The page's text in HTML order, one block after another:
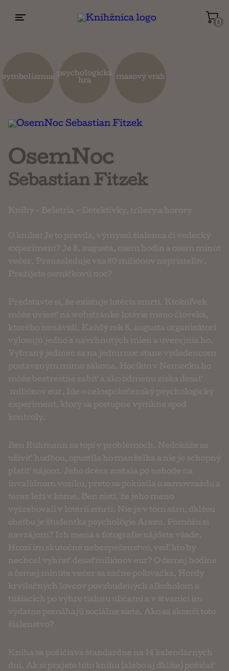
0
symbolizmus
psychologická
hra
masový vrah
OsemNoc
Sebastian Fitzek
Knihy - Beletria - Detektívky, trilery a horory
O knihe: Je to pravda, výmysel šialenca či vedecký
experiment? Je 8. augusta, osem hodín a osem minút
večer. Prenasleduje vás 80 miliónov nepriateľov.
Prežijete osmičkovú noc?
Predstavte si, že existuje lotéria smrti. Ktokoľvek
môže uviesť na webstránke lotérie meno človeka,
ktorého nenávidí. Každý rok 8. augusta organizátori
vylosujú jedno z navrhnutých mien a uverejnia ho.
Vybraný jedinec sa na jednu noc stane vydedencom
postaveným mimo zákona. Hocikto v Nemecku ho
môže beztrestne zabiť a ako odmenu získa desať
miliónov eur. Ide o celospoločenský psychologický
experiment, ktorý sa postupne vymkne spod
kontroly.
Ben Rühmann sa topí v problémoch. Nedokáže sa
uživiť hudbou, opustila ho manželka a nie je schopný
platiť nájom. Jeho dcéra zostala po nehode na
invalidnom vozíku, preto sa pokúsila o samovraždu a
teraz leží v kóme. Ben zistí, že jeho meno
vyžrebovali v lotérii smrti. Nie je v tom sám, ďalšou
obeťou je študentka psychológie Arezu. Pomôžu si
navzájom? Ich mená a fotografie nájdete všade.
Hrozí im skutočné nebezpečenstvo, veď kto by
nechcel vyhrať desať miliónov eur? O ôsmej hodine
a ôsmej minúte večer sa začne poľovačka. Hordy
krvilačných lovcov povzbudených alkoholom a
túžiacich po výhre tiahnu ulicami a v štvanici im
výdatne pomáhajú sociálne siete. Ako sa skončí toto
šialenstvo?
Kniha sa požičiava štandardne na 14 kalendárnych
dní. Ak si prajete túto knihu (alebo aj ďalšie) požičať